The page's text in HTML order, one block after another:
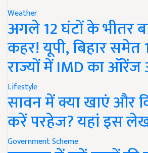
Weather
अगले 12 घंटों के भीतर
कहर! यूपी, बिहार समेत
राज्यों में IMD का ऑरेंज
Lifestyle
सावन में क्या खाएं और
करें परहेज? यहां इस
Government Scheme